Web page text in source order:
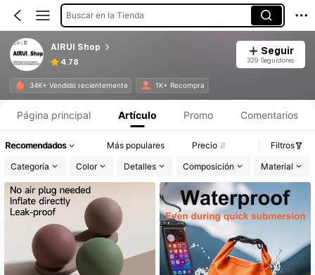
Buscar en la Tienda
AIRUI Shop
4.78
Seguir
329 Seguidores
34K+ Vendido recientemente 1K+ Recompra
Página principal Artículo Promo Comentarios
Recomendados Más populares Precio
Filtros
Categoría
Color Detalles Composición Material